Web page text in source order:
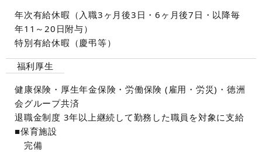
年次有給休暇（入職3ヶ月後3日・6ヶ月後7日・以降毎
年11～20日附与）
特別有給休暇（慶弔等）
福利厚生
健康保険・厚生年金保険・労働保険 (雇用・労災)・徳洲
会グループ共済
退職金制度 3年以上継続して勤務した職員を対象に支給
■保育施設
完備